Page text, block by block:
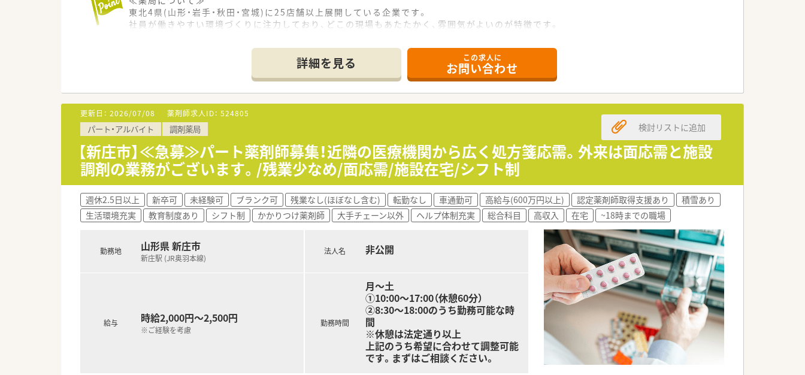
東北4県(山形・岩手・秋田・宮城)に25店舗以上展開している企業です。
社員が働きやすい環境づくりに注力しており、どこの現場もあたたかく、雰囲気がよいのが特徴です。
詳細を見る この求人に
お問い合わせ
更新日： 2026/07/08 薬剤師求人ID： 524805
パート・アルバイト 調剤薬局
【新庄市】≪急募≫パート薬剤師募集！近隣の医療機関から広く処方箋応需。外来は面応需と施設
調剤の業務がございます。/残業少なめ/面応需/施設在宅/シフト制
検討リストに追加
週休2.5日以上 新卒可 未経験可 ブランク可 残業なし(ほぼなし含む) 転勤なし 車通勤可 高給与(600万円以上) 認定薬剤師取得支援あり
積雪あり
生活環境充実
教育制度あり シフト制 かかりつけ薬剤師 大手チェーン以外 ヘルプ体制充実 総合科目 高収入 在宅 ~18時までの職場
勤務地 山形県 新庄市
新庄駅 (JR奥羽本線)
給与 時給2,000円～2,500円
※ご経験を考慮
法人名 非公開
勤務時間
月～土
①10:00～17:00（休憩60分）
②8:30～18:00のうち勤務可能な時
間
※休憩は法定通り以上
上記のうち希望に合わせて調整可能
です。まずはご相談ください。